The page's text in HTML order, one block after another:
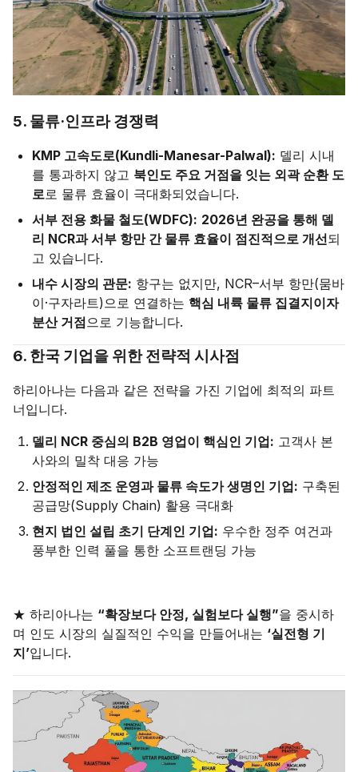
5. 물류·인프라 경쟁력
KMP 고속도로(Kundli-Manesar-Palwal): 델리 시내
를 통과하지 않고 북인도 주요 거점을 잇는 외곽 순환 도
로 로 물류 효율이 극대화되었습니다.
서부 전용 화물 철도(WDFC): 2026년 완공을 통해 델
리 NCR과 서부 항만 간 물류 효율이 점진적으로 개선되
고 있습니다.
내수 시장의 관문: 항구는 없지만, NCR–서부 항만(뭄바
이·구자라트)으로 연결하는 핵심 내륙 물류 집결지이자
분산 거점으로 기능합니다.
6. 한국 기업을 위한 전략적 시사점
하리아나는 다음과 같은 전략을 가진 기업에 최적의 파트
너입니다.
델리 NCR 중심의 B2B 영업이 핵심인 기업: 고객사 본
사와의 밀착 대응 가능
안정적인 제조 운영과 물류 속도가 생명인 기업: 구축된
공급망(Supply Chain) 활용 극대화
현지 법인 설립 초기 단계인 기업: 우수한 정주 여건과
풍부한 인력 풀을 통한 소프트랜딩 가능
★ 하리아나는 “확장보다 안정, 실험보다 실행”을 중시하
며 인도 시장의 실질적인 수익을 만들어내는 ‘실전형 기
지’입니다.